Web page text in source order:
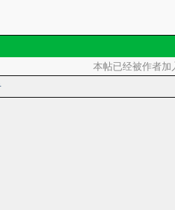
本帖已经被作者加